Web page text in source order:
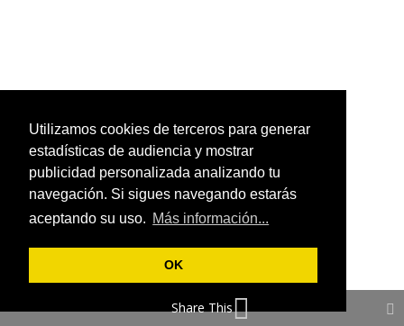
Utilizamos cookies de terceros para generar
estadísticas de audiencia y mostrar
publicidad personalizada analizando tu
navegación. Si sigues navegando estarás
aceptando su uso. Más información...
OK
Share This